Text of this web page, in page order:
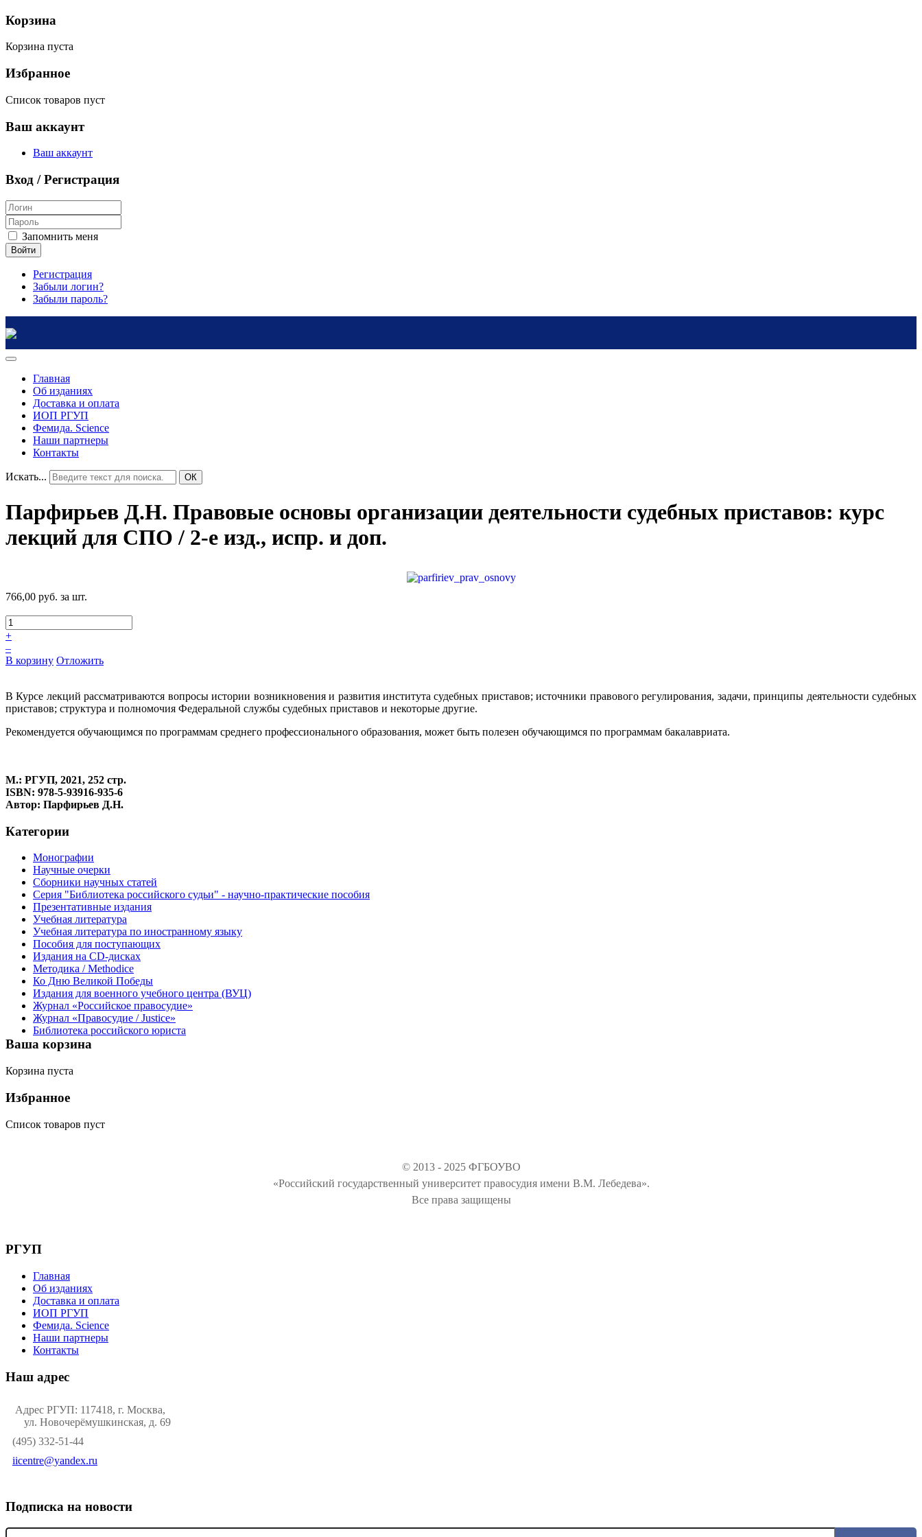
Корзина
Корзина пуста
Избранное
Список товаров пуст
Ваш аккаунт
Ваш аккаунт
Вход / Регистрация
Запомнить меня
Войти
Регистрация
Забыли логин?
Забыли пароль?
Главная
Об изданиях
Доставка и оплата
ИОП РГУП
Фемида. Science
Наши партнеры
Контакты
Искать... ОК
Парфирьев Д.Н. Правовые основы организации деятельности судебных приставов: курс
лекций для СПО / 2-е изд., испр. и доп.
766,00 руб. за шт.
+
–
В корзину Отложить
В Курсе лекций рассматриваются вопросы истории возникновения и развития института судебных приставов; источники правового регулирования, задачи, принципы деятельности судебных
приставов; структура и полномочия Федеральной службы судебных приставов и некоторые другие.
Рекомендуется обучающимся по программам среднего профессионального образования, может быть полезен обучающимся по программам бакалавриата.
М.: РГУП, 2021, 252 стр.
ISBN: 978-5-93916-935-6
Автор: Парфирьев Д.Н.
Категории
Монографии
Научные очерки
Сборники научных статей
Серия "Библиотека российского судьи" - научно-практические пособия
Презентативные издания
Учебная литература
Учебная литература по иностранному языку
Пособия для поступающих
Издания на CD-дисках
Методика / Methodice
Ко Дню Великой Победы
Издания для военного учебного центра (ВУЦ)
Журнал «Российское правосудие»
Журнал «Правосудие / Justice»
Библиотека российского юриста
Ваша корзина
Корзина пуста
Избранное
Список товаров пуст
© 2013 - 2025 ФГБОУВО
«Российский государственный университет правосудия имени В.М. Лебедева».
Все права защищены
РГУП
Главная
Об изданиях
Доставка и оплата
ИОП РГУП
Фемида. Science
Наши партнеры
Контакты
Наш адрес
Адрес РГУП: 117418, г. Москва,
ул. Новочерёмушкинская, д. 69
(495) 332-51-44
iicentre@yandex.ru
Подписка на новости